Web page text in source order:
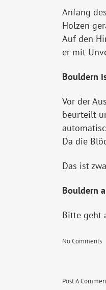
Anfang
Holzen
Auf den
er mit
Bouldern
Vor der
beurteilt
Da die
Das ist
Bouldern
Bitte geht
No Comments
Post A